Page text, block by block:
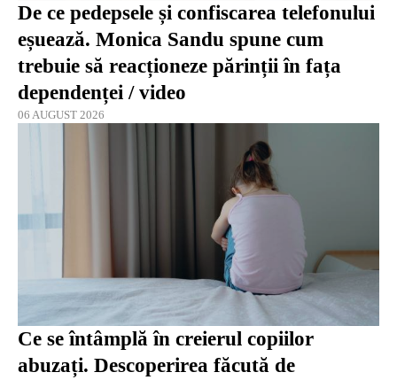
De ce pedepsele și confiscarea telefonului
eșuează. Monica Sandu spune cum
trebuie să reacționeze părinții în fața
dependenței / video
06 AUGUST 2026
Ce se întâmplă în creierul copiilor
abuzați. Descoperirea făcută de